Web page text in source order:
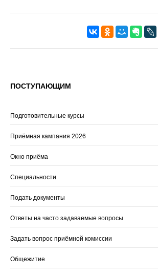
ПОСТУПАЮЩИМ
Подготовительные курсы
Приёмная кампания 2026
Окно приёма
Специальности
Подать документы
Ответы на часто задаваемые вопросы
Задать вопрос приёмной комиссии
Общежитие